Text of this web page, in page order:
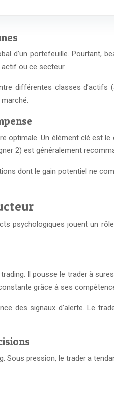
d’un portefeuille.
ou ce secteur.
différentes classes
optimale. Un élément clé est
2) est généralement
dont le gain potentiel ne
psychologiques jouent un
Il pousse le trader à
grâce à ses
des signaux d’alerte. Le
pression, le trader a